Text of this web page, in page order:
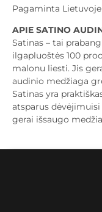
Pagaminta Lietuvoje
APIE SATINO
Satinas – tai
ilgapluoštės 100
malonu liesti. Jis
audinio medžiaga
Satinas yra
atsparus
gerai išsaugo